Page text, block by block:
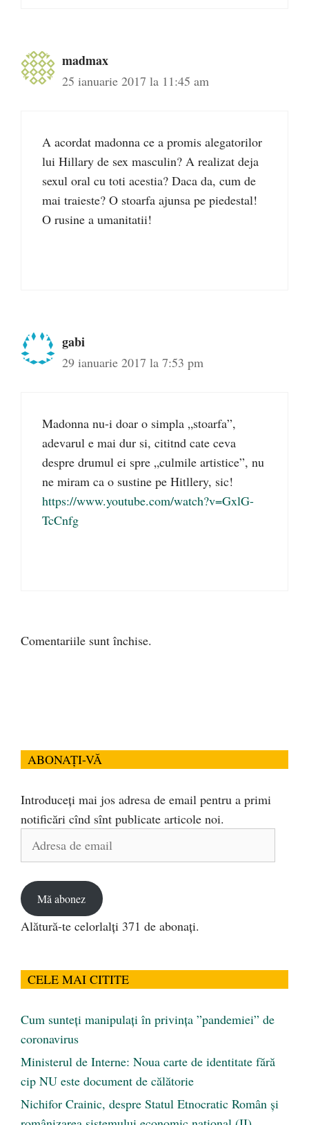
madmax
25 ianuarie 2017 la 11:45 am
A acordat madonna ce a promis alegatorilor
lui Hillary de sex masculin? A realizat deja
sexul oral cu toti acestia? Daca da, cum de
mai traieste? O stoarfa ajunsa pe piedestal!
O rusine a umanitatii!
gabi
29 ianuarie 2017 la 7:53 pm
Madonna nu-i doar o simpla „stoarfa”,
adevarul e mai dur si, cititnd cate ceva
despre drumul ei spre „culmile artistice”, nu
ne miram ca o sustine pe Hitllery, sic!
https://www.youtube.com/watch?v=GxlG-
TcCnfg
Comentariile sunt închise.
ABONAȚI-VĂ
Introduceți mai jos adresa de email pentru a primi
notificări cînd sînt publicate articole noi.
Adresa
Mă abonez
Alătură-te celorlalți 371 de abonați.
CELE MAI CITITE
Cum sunteți manipulați în privința ”pandemiei” de
coronavirus
Ministerul de Interne: Noua carte de identitate fără
cip NU este document de călătorie
Nichifor Crainic, despre Statul Etnocratic Român şi